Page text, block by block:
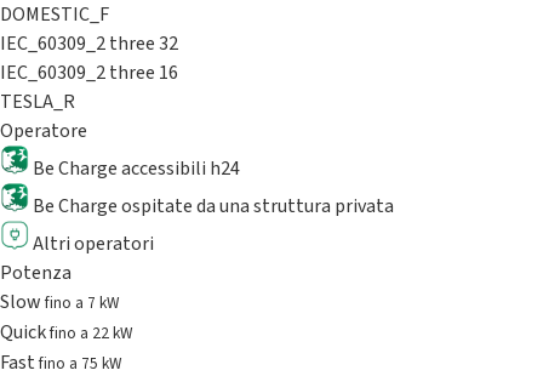
DOMESTIC_F
IEC_60309_2 three 32
IEC_60309_2 three 16
TESLA_R
Operatore
Be Charge accessibili h24
Be Charge ospitate da una struttura privata
Altri operatori
Potenza
Slowfino a 7 kW
Quickfino a 22 kW
Fastfino a 75 kW